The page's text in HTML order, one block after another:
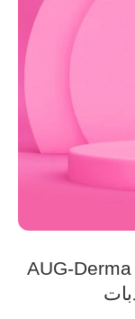
اي يو جي ديرما سيليكون جل – AUG-Derma